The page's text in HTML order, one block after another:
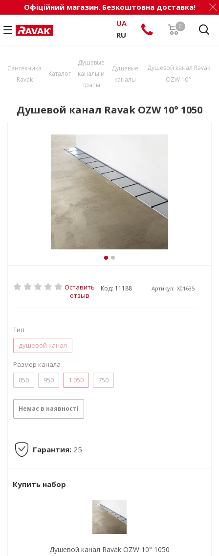
Офіційний магазин. Безкоштовна доставка!
0
UA
RU
Сантехника
Ravak
- Каталог -
Душевые
каналы и
трапы
-
Душевые
каналы
-
Душевой канал Ravak
OZW 10°
Душевой канал Ravak OZW 10° 1050
Оставить
отзыв
Код: 11188 Артикул: X01635
Тип
душевой канал
Размер канала
850
950 1 050 750
Немає в наявності
Гарантия: 25
Купить набор
Душевой канал Ravak OZW 10° 1050